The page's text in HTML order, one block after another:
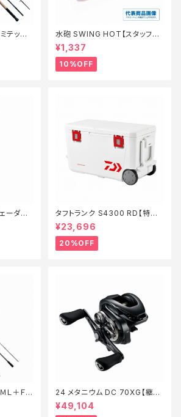
テッド
ロッ
水砲 SWING HOT【スタッフ永
徳夏のチニングオススメルアー】
¥1,337
10%OFF
ーダー
価装
タフトランク S4300 RD【特価
装備】【20】
¥23,696
20%OFF
Ｌ＋ＦＡ
24 メタニウム DC 70XG【継続
セール_リール】【10】
¥49,104